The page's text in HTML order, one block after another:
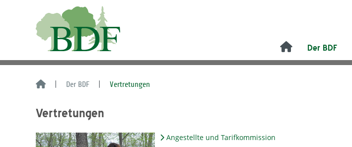
Der BDF
Der BDF Vertretungen
Vertretungen
Angestellte und Tarifkommission